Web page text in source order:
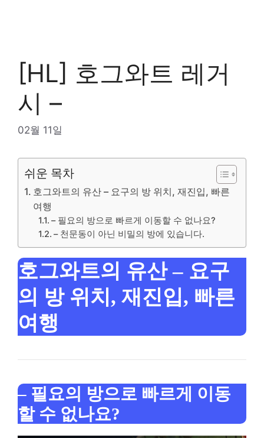
[HL] 호그와트 레거
시 –
02월 11일
쉬운 목차
호그와트의 유산 – 요구의 방 위치, 재진입, 빠른
여행
– 필요의 방으로 빠르게 이동할 수 없나요?
– 천문동이 아닌 비밀의 방에 있습니다.
호그와트의 유산 – 요구
의 방 위치, 재진입, 빠른
여행
– 필요의 방으로 빠르게 이동
할 수 없나요?